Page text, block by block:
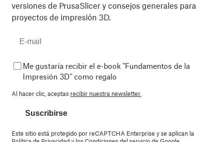
versiones de PrusaSlicer y consejos generales para
proyectos de impresión 3D.
Me gustaría recibir el e-book "Fundamentos de la
Impresión 3D" como regalo
Al hacer clic, aceptas recibir nuestra newsletter.
Suscribirse
Este sitio está protegido por reCAPTCHA Enterprise y se aplican la